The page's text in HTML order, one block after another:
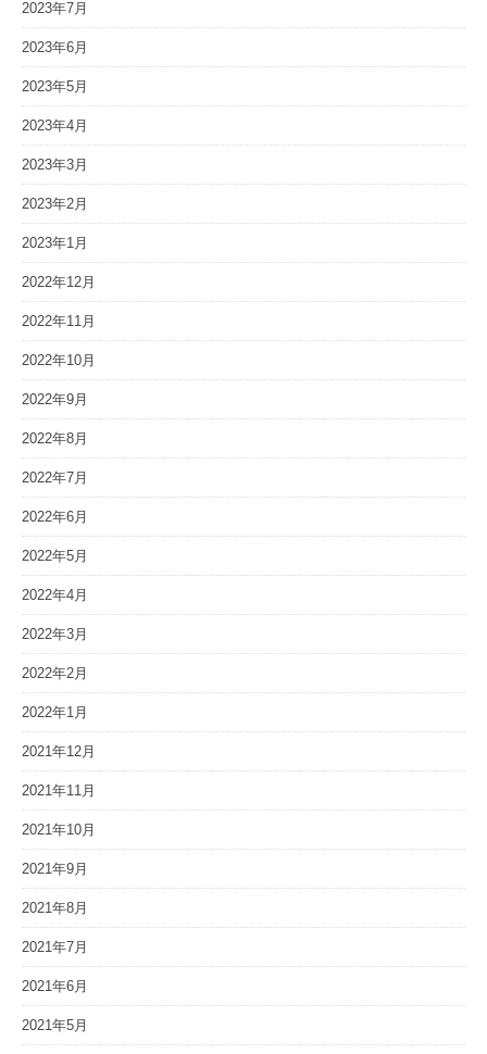
2023年7月
2023年6月
2023年5月
2023年4月
2023年3月
2023年2月
2023年1月
2022年12月
2022年11月
2022年10月
2022年9月
2022年8月
2022年7月
2022年6月
2022年5月
2022年4月
2022年3月
2022年2月
2022年1月
2021年12月
2021年11月
2021年10月
2021年9月
2021年8月
2021年7月
2021年6月
2021年5月